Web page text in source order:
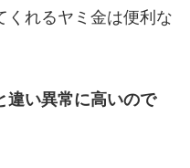
くれるヤミ金は便利な
違い異常に高いので